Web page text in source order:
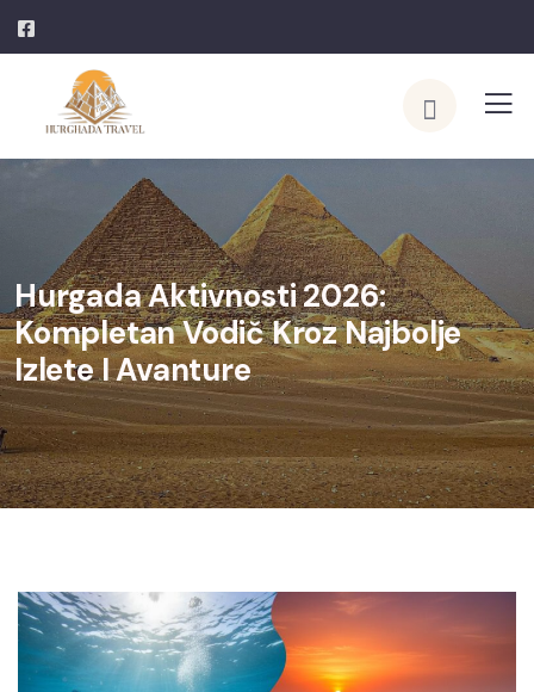
Hurgada Aktivnosti 2026:
Kompletan Vodič Kroz Najbolje
Izlete I Avanture